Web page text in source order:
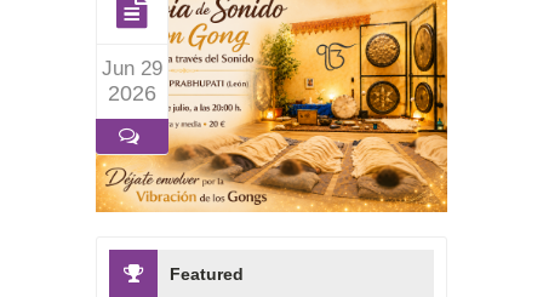
Jun 29
2026
Featured